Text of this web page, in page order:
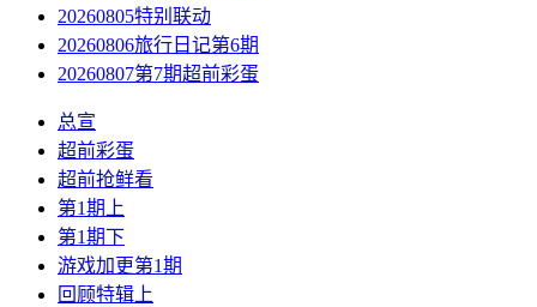
20260805特别联动
20260806旅行日记第6期
20260807第7期超前彩蛋
总宣
超前彩蛋
超前抢鲜看
第1期上
第1期下
游戏加更第1期
回顾特辑上